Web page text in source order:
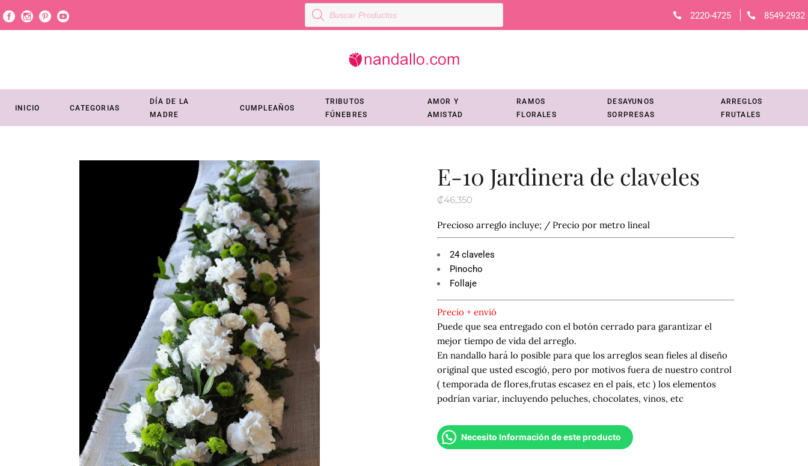
Búsqueda
productos
2220-4725 8549-2932
INICIO CATEGORIAS
DÍA DE LA
MADRE
CUMPLEAÑOS
TRIBUTOS
FÚNEBRES
AMOR Y
AMISTAD
RAMOS
FLORALES
DESAYUNOS
SORPRESAS
ARREGLOS
FRUTALES
E-10 Jardinera de claveles
₡46,350
Precioso arreglo incluye; / Precio por metro lineal
24 claveles
Pinocho
Follaje
Precio + envió
Puede que sea entregado con el botón cerrado para garantizar el
mejor tiempo de vida del arreglo.
En nandallo hará lo posible para que los arreglos sean fieles al diseño
original que usted escogió, pero por motivos fuera de nuestro control
( temporada de flores,frutas escasez en el país, etc ) los elementos
podrían variar, incluyendo peluches, chocolates, vinos, etc
Necesito Información de este producto